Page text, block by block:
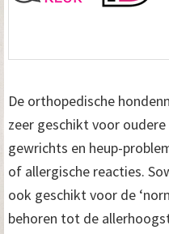
De orthopedische
zeer geschikt voor
gewrichts en heup-
of allergische reacties.
ook geschikt voor de
behoren tot de